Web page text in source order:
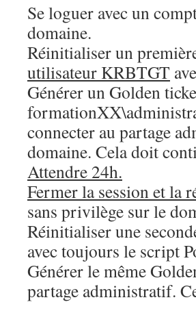
Se loguer avec un
domaine.
Réinitialiser un
utilisateur KRBTGT
Générer un Golden
connecter au partage
domaine. Cela doit
Attendre 24h.
Fermer la session et la
sans privilège sur le
Réinitialiser une
avec toujours le script
Générer le même
partage administratif.